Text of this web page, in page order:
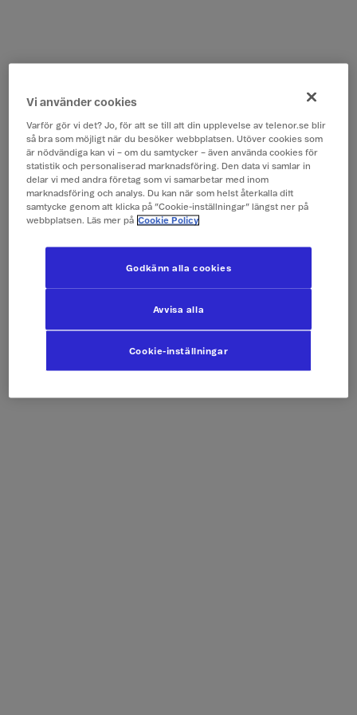
Vi använder cookies
Varför gör vi det? Jo, för att se till att din upplevelse av telenor.se blir
så bra som möjligt när du besöker webbplatsen. Utöver cookies som
är nödvändiga kan vi – om du samtycker – även använda cookies för
statistik och personaliserad marknadsföring. Den data vi samlar in
delar vi med andra företag som vi samarbetar med inom
marknadsföring och analys. Du kan när som helst återkalla ditt
samtycke genom att klicka på ”Cookie-inställningar” längst ner på
webbplatsen. Läs mer på Cookie Policy
Cookie-inställningar
Avvisa alla
Godkänn alla cookies